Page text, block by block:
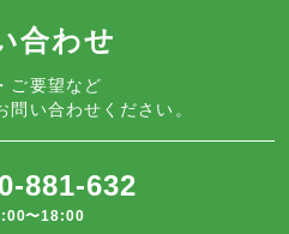
合わせ
ご要望など
問い合わせください。
881-632
〜18:00